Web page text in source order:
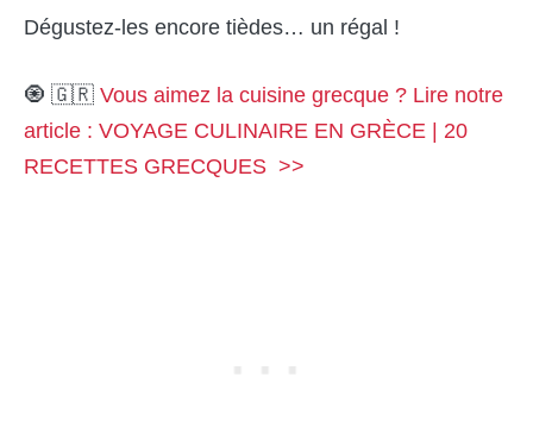
Dégustez-les encore tièdes… un régal !
🧿 🇬🇷 Vous aimez la cuisine grecque ? Lire notre
article : VOYAGE CULINAIRE EN GRÈCE | 20
RECETTES GRECQUES >>